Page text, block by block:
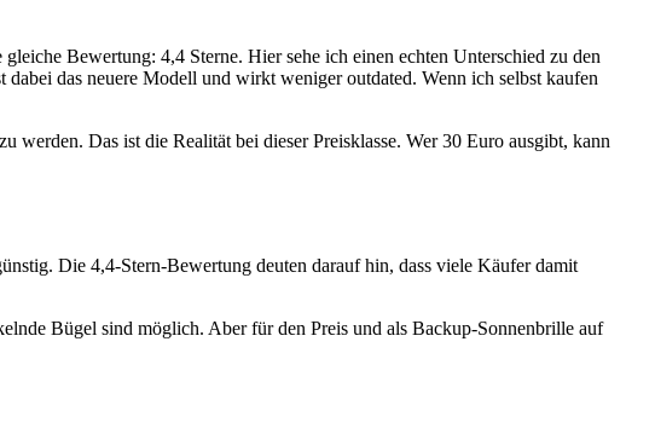
Bewertung: 4,4 Sterne. Hier sehe ich einen echten Unterschied zu den
das neuere Modell und wirkt weniger outdated. Wenn ich selbst kaufen
Das ist die Realität bei dieser Preisklasse. Wer 30 Euro ausgibt, kann
Die 4,4-Stern-Bewertung deuten darauf hin, dass viele Käufer damit
Bügel sind möglich. Aber für den Preis und als Backup-Sonnenbrille auf